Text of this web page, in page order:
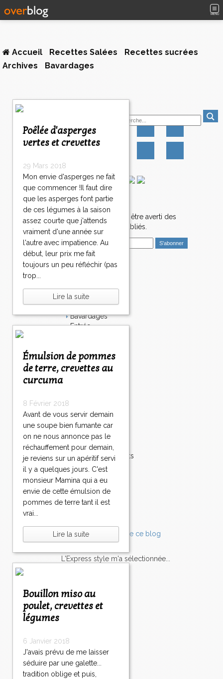
MENU
Accueil Recettes Salées
Recettes sucrées
Archives
Bavardages
Poêlée d'asperges
vertes et crevettes
29 Mars 2018
Mon envie d'asperges ne fait
que commencer !Il faut dire
que les asperges font partie
de ces légumes à la saison
assez courte que j'attends
vraiment d'une année sur
l'autre avec impatience. Au
début, leur prix me fait
toujours un peu réfléchir (pas
trop...
Lire la suite
Émulsion de pommes
de terre, crevettes au
curcuma
8 Février 2018
Avant de vous servir demain
une soupe bien fumante car
on ne nous annonce pas le
réchauffement pour demain,
je reviens sur un apéritif servi
il y a quelques jours. C'est
monsieur Mamina qui a eu
envie de cette émulsion de
pommes de terre tant il est
vrai...
Lire la suite
Bouillon miso au
poulet, crevettes et
légumes
6 Janvier 2018
J'avais prévu de me laisser
séduire par une galette...
tradition oblige et puis,
Newsletter
Abonnez-vous pour être averti des
nouveaux articles publiés.
E
m
Dessert
Plat
Bavardages
Entrée
Apéritif
Fromage
Épices
Fruits
Soupe
Fêtes
Poisson
Accompagnements
Champignons
Chocolat
Pâtes
Tomates
Balade
L'Express style m'a sélectionnée...
<
<